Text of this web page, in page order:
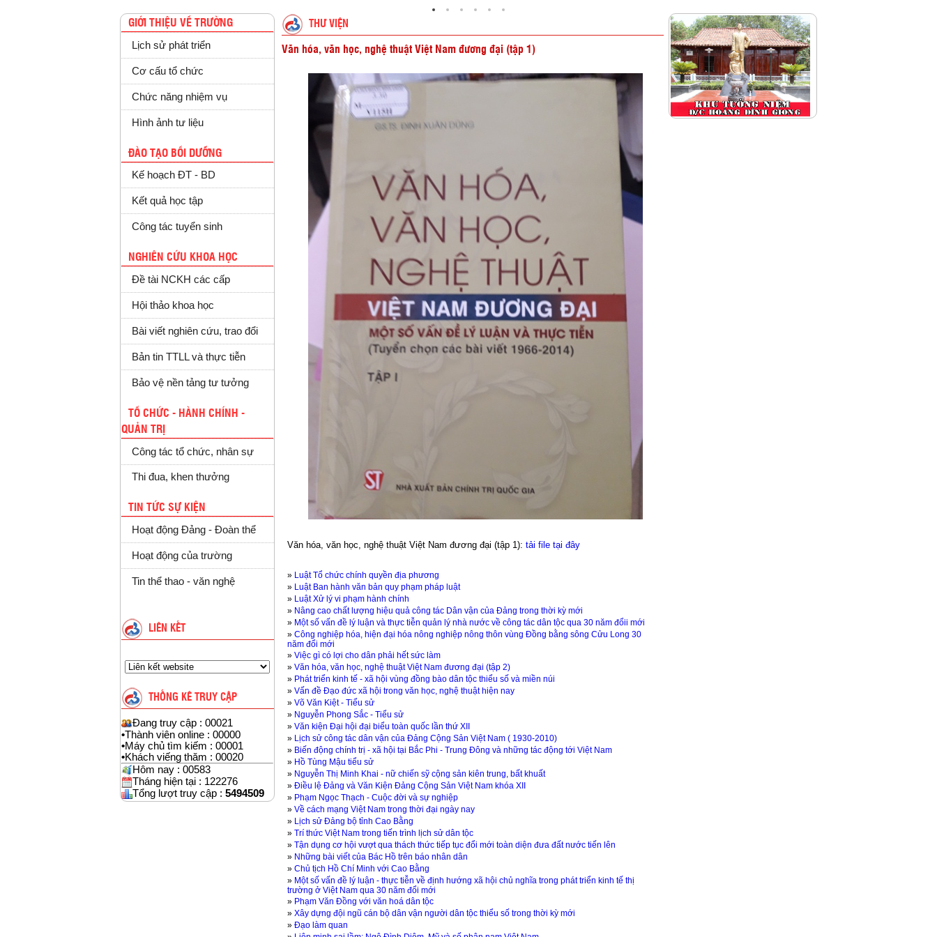
GIỚI THIỆU VỀ TRƯỜNG
Lịch sử phát triển
Cơ cấu tổ chức
Chức năng nhiệm vụ
Hình ảnh tư liệu
ĐÀO TẠO BỒI DƯỠNG
Kế hoạch ĐT - BD
Kết quả học tập
Công tác tuyển sinh
NGHIÊN CỨU KHOA HỌC
Đề tài NCKH các cấp
Hội thảo khoa học
Bài viết nghiên cứu, trao đổi
Bản tin TTLL và thực tiễn
Bảo vệ nền tảng tư tưởng
TỔ CHỨC - HÀNH CHÍNH -
QUẢN TRỊ
Công tác tổ chức, nhân sự
Thi đua, khen thưởng
TIN TỨC SỰ KIỆN
Hoạt động Đảng - Đoàn thể
Hoạt động của trường
Tin thể thao - văn nghệ
LIÊN KẾT
THỐNG KÊ TRUY CẬP
Đang truy cập : 00021
•Thành viên online : 00000
•Máy chủ tìm kiếm : 00001
•Khách viếng thăm : 00020
Hôm nay : 00583
Tháng hiện tại : 122276
Tổng lượt truy cập : 5494509
THƯ VIỆN
Văn hóa, văn học, nghệ thuật Việt Nam đương đại (tập 1)
Văn hóa, văn học, nghệ thuật Việt Nam đương đại (tập 1): tải file tại đây
» Luật Tổ chức chính quyền địa phương
» Luật Ban hành văn bản quy phạm pháp luật
» Luật Xử lý vi phạm hành chính
» Nâng cao chất lượng hiệu quả công tác Dân vận của Đảng trong thời kỳ mới
» Một số vấn đề lý luận và thực tiễn quản lý nhà nước về công tác dân tộc qua 30 năm đổii mới
» Công nghiệp hóa, hiện đại hóa nông nghiệp nông thôn vùng Đồng bằng sông Cửu Long 30
năm đổi mới
» Việc gì có lợi cho dân phải hết sức làm
» Văn hóa, văn học, nghệ thuật Việt Nam đương đại (tập 2)
» Phát triển kinh tế - xã hội vùng đồng bào dân tộc thiểu số và miền núi
» Vấn đề Đạo đức xã hội trong văn học, nghệ thuật hiện nay
» Võ Văn Kiệt - Tiểu sử
» Nguyễn Phong Sắc - Tiểu sử
» Văn kiện Đại hội đại biểu toàn quốc lần thứ XII
» Lịch sử công tác dân vận của Đảng Cộng Sản Việt Nam ( 1930-2010)
» Biến động chính trị - xã hội tại Bắc Phi - Trung Đông và những tác động tới Việt Nam
» Hồ Tùng Mậu tiểu sử
» Nguyễn Thị Minh Khai - nữ chiến sỹ cộng sản kiên trung, bất khuất
» Điều lệ Đảng và Văn Kiện Đảng Cộng Sản Việt Nam khóa XII
» Phạm Ngọc Thạch - Cuộc đời và sự nghiệp
» Về cách mạng Việt Nam trong thời đại ngày nay
» Lịch sử Đảng bộ tỉnh Cao Bằng
» Trí thức Việt Nam trong tiến trình lịch sử dân tộc
» Tận dụng cơ hội vượt qua thách thức tiếp tục đổi mới toàn diện đưa đất nước tiến lên
» Những bài viết của Bác Hồ trên báo nhân dân
» Chủ tịch Hồ Chí Minh với Cao Bằng
» Một số vấn đề lý luận - thực tiễn về định hướng xã hội chủ nghĩa trong phát triển kinh tế thị
trường ở Việt Nam qua 30 năm đổi mới
» Phạm Văn Đồng với văn hoá dân tộc
» Xây dựng đội ngũ cán bộ dân vận người dân tộc thiểu số trong thời kỳ mới
» Đạo làm quan